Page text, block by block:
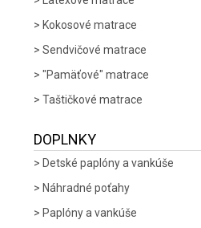
Kokosové matrace
Sendvičové matrace
"Pamäťové" matrace
Taštičkové matrace
DOPLNKY
Detské paplóny a vankúše
Náhradné poťahy
Paplóny a vankúše